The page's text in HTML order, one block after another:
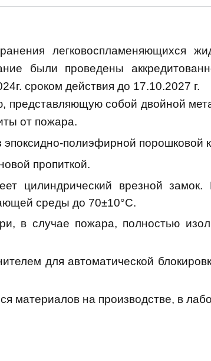
легковоспламеняющихся
были проведены
сроком действия до 17.10.2027 г.
собой двойной
от пожара.
эпоксидно-полиэфирной порошковой
пропиткой.
врезной замок.
среды до 70±10°С.
в случае пожара, полностью
для автоматической
материалов на производстве, в